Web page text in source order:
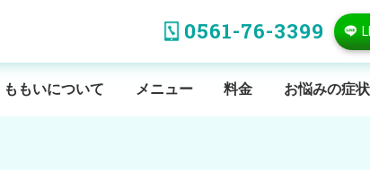
0561-76-3399
ももいについて メニュー 料金 お悩みの症状